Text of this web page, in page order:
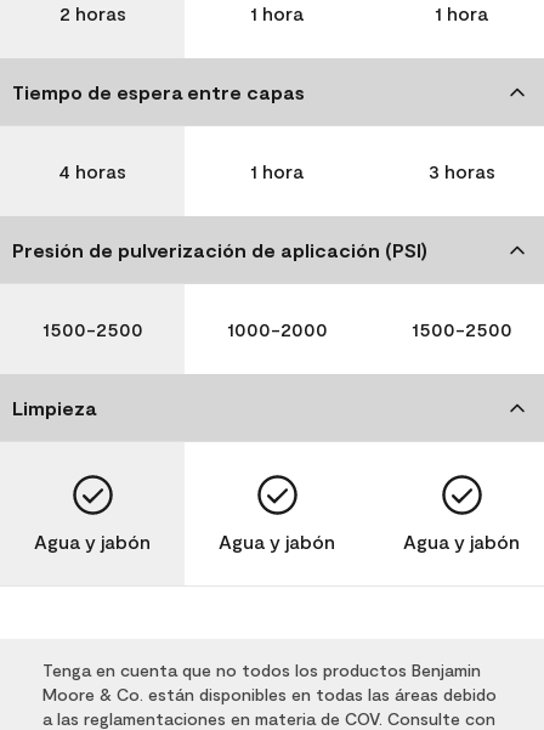
2 horas 1 hora 1 hora
Tiempo de espera entre capas
4 horas 1 hora 3 horas
Presión de pulverización de aplicación (PSI)
1500-2500 1000-2000 1500-2500
Limpieza
Agua y jabón Agua y jabón Agua y jabón
Tenga en cuenta que no todos los productos Benjamin
Moore & Co. están disponibles en todas las áreas debido
a las reglamentaciones en materia de COV. Consulte con